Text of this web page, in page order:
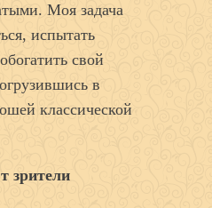
Моя задача
испытать
свой
в
классической
зрители